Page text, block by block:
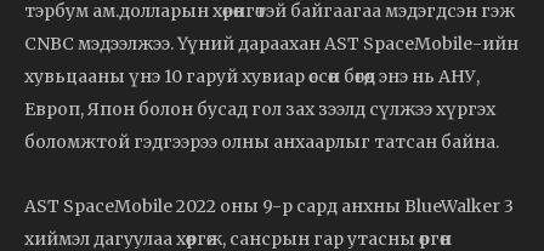
тэрбум ам.долларын хөрөнгөтэй байгаагаа мэдэгдсэн гэж
CNBC мэдээлжээ. Үүний дараахан AST SpaceMobile-ийн
хувьцааны үнэ 10 гаруй хувиар өссөн бөгөөд энэ нь АНУ,
Европ, Япон болон бусад гол зах зээлд сүлжээ хүргэх
боломжтой гэдгээрээ олны анхаарлыг татсан байна.
AST SpaceMobile 2022 оны 9-р сард анхны BlueWalker 3
хиймэл дагуулаа хөөргөж, сансрын гар утасны өргөн